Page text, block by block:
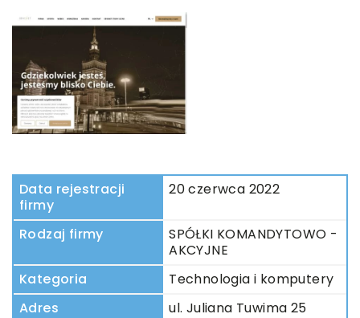
Data rejestracji
firmy
20 czerwca 2022
Rodzaj firmy
SPÓŁKI KOMANDYTOWO -
AKCYJNE
Kategoria
Technologia i komputery
Adres
ul. Juliana Tuwima 25